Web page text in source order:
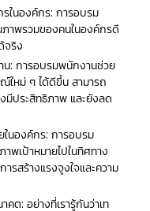
ในองค์กร: การอบรม
าพรวมของคนในองค์กรดี
จริง
น: การอบรมพนักงานช่วย
ใหม่ ๆ ได้ดีขึ้น สามารถ
มีประสิทธิภาพ และยังลด
ในองค์กร: การอบรม
พเป้าหมายไปในทิศทาง
รสร้างแรงจูงใจและความ
คต: อย่างที่เรารู้กันว่าเท